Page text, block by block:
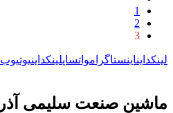
1
2
3
لینکدایناینستاگرامواتساپلینکداینیوتیوب
ماشين صنعت سليمی آذر